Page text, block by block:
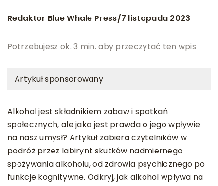
Redaktor Blue Whale Press/7 listopada 2023
Potrzebujesz ok. 3 min. aby przeczytać ten wpis
Artykuł sponsorowany
Alkohol jest składnikiem zabaw i spotkań
społecznych, ale jaka jest prawda o jego wpływie
na nasz umysł? Artykuł zabiera czytelników w
podróż przez labirynt skutków nadmiernego
spożywania alkoholu, od zdrowia psychicznego po
funkcje kognitywne. Odkryj, jak alkohol wpływa na